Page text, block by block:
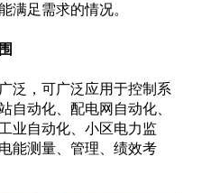
满足需求的情况。
泛，可广泛应用于控制系
自动化、配电网自动化、
业自动化、小区电力监
能测量、管理、绩效考